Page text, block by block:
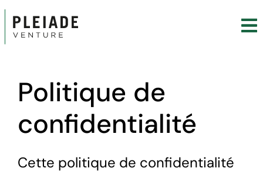
Politique de
confidentialité
Cette politique de confidentialité